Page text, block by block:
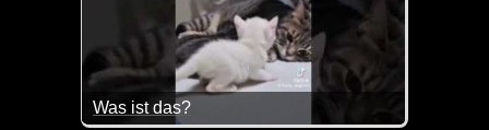
Was ist das?